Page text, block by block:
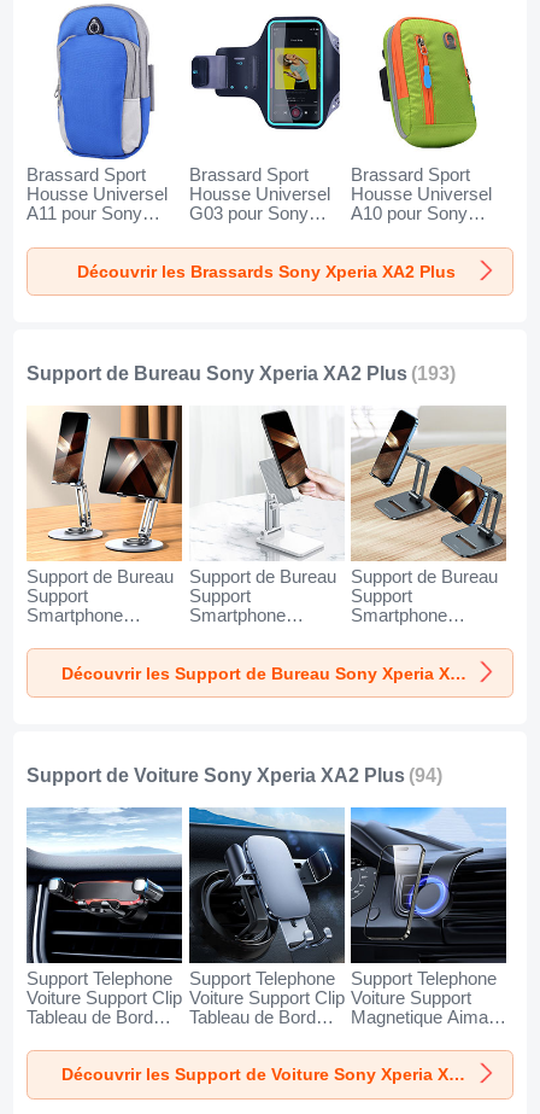
Brassard Sport
Housse Universel
A11 pour Sony
Bleu
Brassard Sport
Housse Universel
G03 pour Sony
Noir
Brassard Sport
Housse Universel
A10 pour Sony
Vert
Découvrir les Brassards Sony Xperia XA2 Plus
Support de Bureau Sony Xperia XA2 Plus (193)
Support de Bureau
Support
Smartphone
Sony Xperia XA2
Plus Argent
Support de Bureau
Support
Smartphone
Sony Xperia XA2
Plus Blanc
Support de Bureau
Support
Smartphone
Sony Xperia XA2
Plus Noir
Découvrir les Support de Bureau Sony Xperia XA2 Plus
Support de Voiture Sony Xperia XA2 Plus (94)
Support Telephone
Voiture Support Clip
Tableau de Bord
Sony Xperia XA2
Plus Noir
Support Telephone
Voiture Support Clip
Tableau de Bord
Sony Xperia XA2
Plus Noir
Support Telephone
Voiture Support
Magnetique Aimant
Universel BS1 pour
Sony Xperia XA2
Plus Noir
Découvrir les Support de Voiture Sony Xperia XA2 Plus